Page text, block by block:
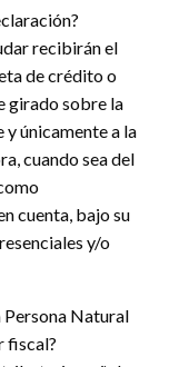
recibirán el
de crédito o
girado sobre la
únicamente a la
cuando sea del
cuenta, bajo su
y/o
Persona Natural
fiscal?